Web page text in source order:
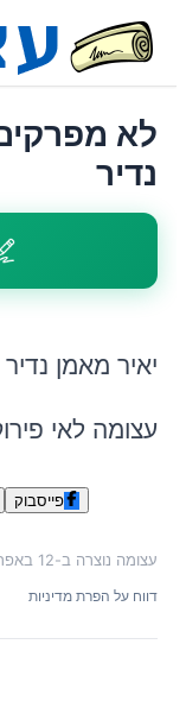
לא
נדיר
יאיר מאמן
עצומה לאי
פייסבוק
עצומה נוצרה ב-12 באפריל 2026
דווח על הפרת מדיניות